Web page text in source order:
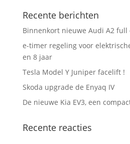
Recente berichten
Binnenkort nieuwe Audi A2 full
e-timer regeling voor
en 8 jaar
Tesla Model Y Juniper facelift !
Skoda upgrade de Enyaq IV
De nieuwe Kia EV3, een
Recente reacties